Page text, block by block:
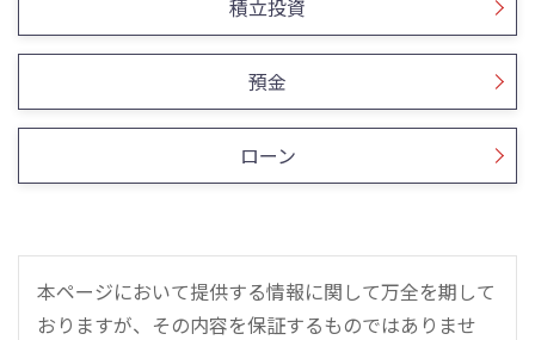
積立投資
預金
ローン
本ページにおいて提供する情報に関して万全を期して
おりますが、その内容を保証するものではありませ